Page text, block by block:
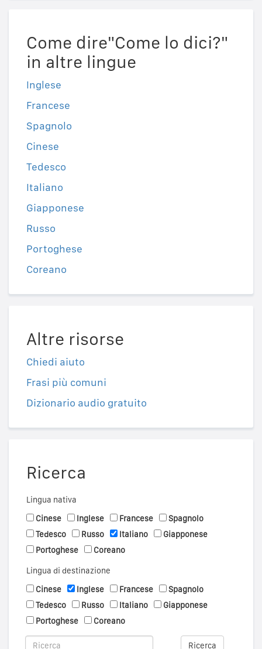
Come dire"Come lo dici?"
in altre lingue
Inglese
Francese
Spagnolo
Cinese
Tedesco
Italiano
Giapponese
Russo
Portoghese
Coreano
Altre risorse
Chiedi aiuto
Frasi più comuni
Dizionario audio gratuito
Ricerca
Lingua nativa
Cinese
Inglese Francese
Spagnolo
Tedesco
Russo Italiano
Giapponese
Portoghese
Coreano
Lingua di destinazione
Cinese
Inglese Francese
Spagnolo
Tedesco
Russo Italiano
Giapponese
Portoghese
Coreano
Ricerca